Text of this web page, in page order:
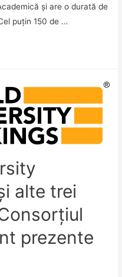
și are o durată de
puțin 150 de …
alte trei
prezente